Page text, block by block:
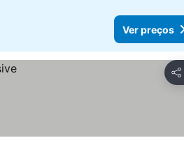
Ver preços